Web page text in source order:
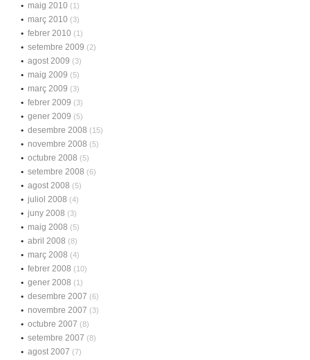
maig 2010 (1)
març 2010 (3)
febrer 2010 (1)
setembre 2009 (2)
agost 2009 (3)
maig 2009 (5)
març 2009 (3)
febrer 2009 (3)
gener 2009 (5)
desembre 2008 (15)
novembre 2008 (5)
octubre 2008 (5)
setembre 2008 (6)
agost 2008 (5)
juliol 2008 (4)
juny 2008 (3)
maig 2008 (5)
abril 2008 (8)
març 2008 (4)
febrer 2008 (10)
gener 2008 (1)
desembre 2007 (6)
novembre 2007 (3)
octubre 2007 (8)
setembre 2007 (8)
agost 2007 (7)